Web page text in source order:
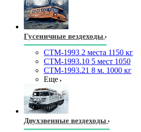
Гусеничные вездеходы
СТМ-1993 2 места 1150 кг
СТМ-1993.10 5 мест 1050
СТМ-1993.21 8 м. 1000 кг
Еще
Двухзвенные вездеходы